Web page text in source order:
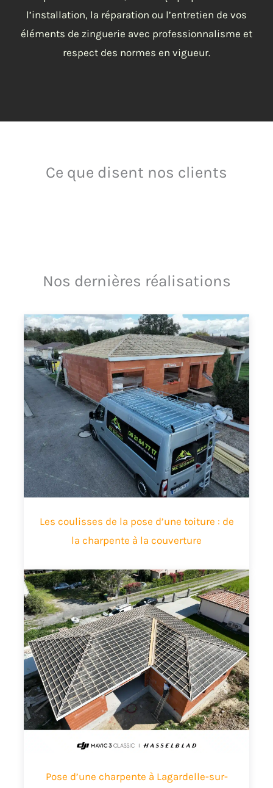
l’installation, la réparation ou l’entretien de vos
éléments de zinguerie avec professionnalisme et
respect des normes en vigueur.
Ce que disent nos clients
Nos dernières réalisations
Les coulisses de la pose d’une toiture : de
la charpente à la couverture
Pose d’une charpente à Lagardelle-sur-